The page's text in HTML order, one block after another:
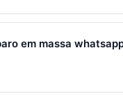
IA é o envio proativo
por LLM (nome,
e respeita tier
em massa